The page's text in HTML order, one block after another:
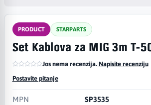
PRODUCT STARPARTS
Set Kablova za MIG 3m T-
Jos nema recenzija.|Napisite recenziju
Postavite pitanje
MPN SP3535